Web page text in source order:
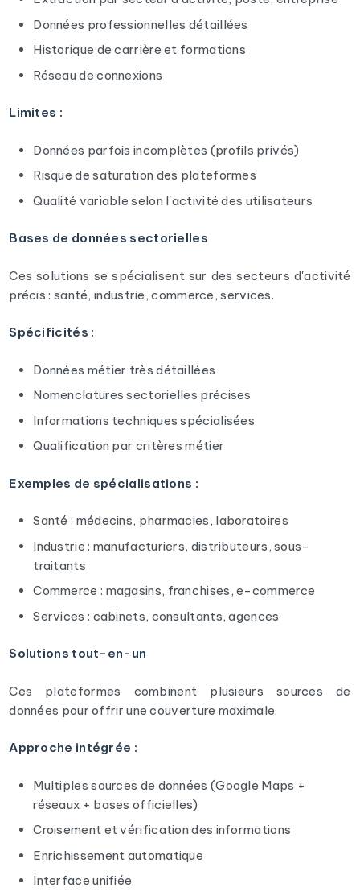
Données professionnelles détaillées
Historique de carrière et formations
Réseau de connexions
Limites :
Données parfois incomplètes (profils privés)
Risque de saturation des plateformes
Qualité variable selon l'activité des utilisateurs
Bases de données sectorielles
Ces solutions se spécialisent sur des secteurs d'activité
précis : santé, industrie, commerce, services.
Spécificités :
Données métier très détaillées
Nomenclatures sectorielles précises
Informations techniques spécialisées
Qualification par critères métier
Exemples de spécialisations :
Santé : médecins, pharmacies, laboratoires
Industrie : manufacturiers, distributeurs, sous-
traitants
Commerce : magasins, franchises, e-commerce
Services : cabinets, consultants, agences
Solutions tout-en-un
Ces plateformes combinent plusieurs sources de
données pour offrir une couverture maximale.
Approche intégrée :
Multiples sources de données (Google Maps +
réseaux + bases officielles)
Croisement et vérification des informations
Enrichissement automatique
Interface unifiée